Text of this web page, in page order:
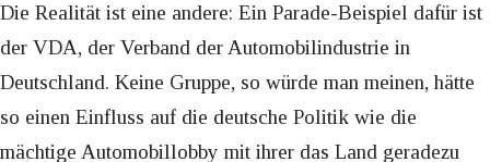
Die Realität ist eine andere: Ein Parade-Beispiel dafür ist
der VDA, der Verband der Automobilindustrie in
Deutschland. Keine Gruppe, so würde man meinen, hätte
so einen Einfluss auf die deutsche Politik wie die
mächtige Automobillobby mit ihrer das Land geradezu